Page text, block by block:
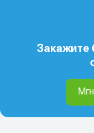
Закажите